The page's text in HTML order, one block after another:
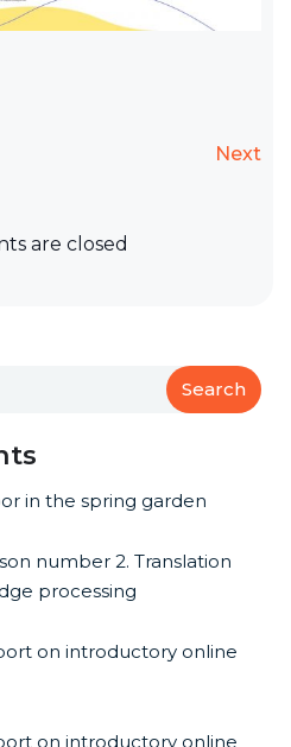
Next
are closed
Search
in the spring garden
number 2. Translation
processing
on introductory online
on introductory online